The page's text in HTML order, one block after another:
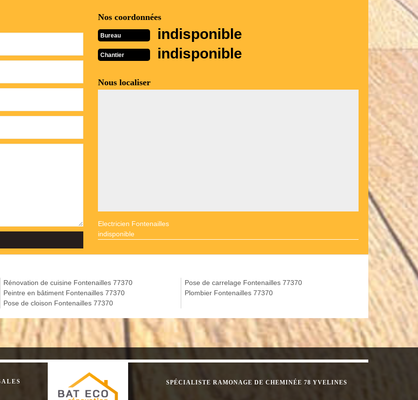
Nos coordonnées
Bureau indisponible
Chantier indisponible
Nous localiser
Electricien Fontenailles
indisponible
Rénovation de cuisine Fontenailles 77370
Peintre en bâtiment Fontenailles 77370
Pose de cloison Fontenailles 77370
Pose de carrelage Fontenailles 77370
Plombier Fontenailles 77370
SPÉCIALISTE RAMONAGE DE CHEMINÉE 78 YVELINES